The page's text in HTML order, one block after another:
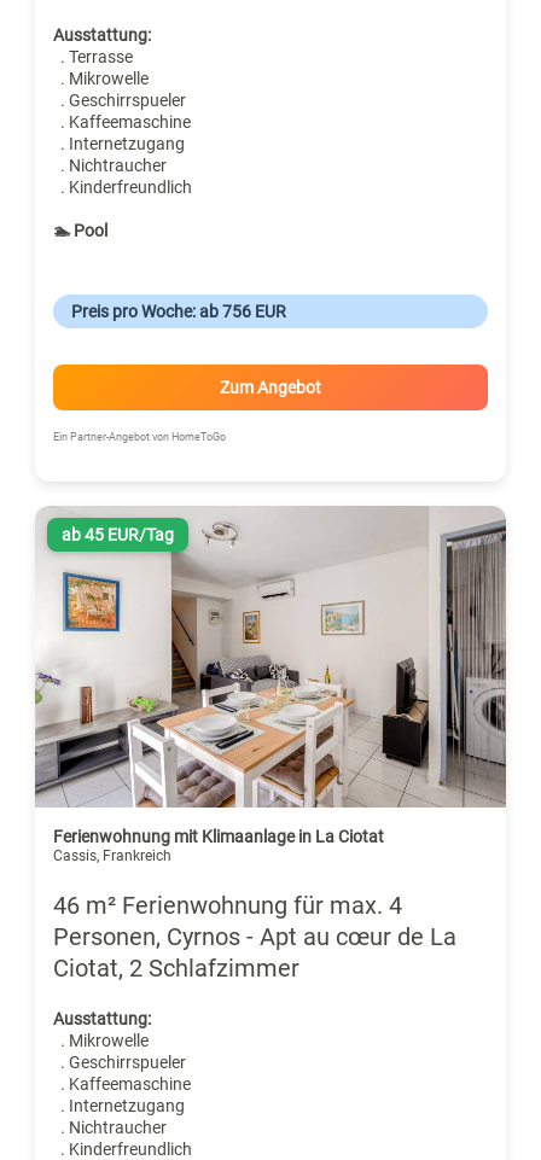
Ausstattung:
. Terrasse
. Mikrowelle
. Geschirrspueler
. Kaffeemaschine
. Internetzugang
. Nichtraucher
. Kinderfreundlich
🏊 Pool
Preis pro Woche: ab 756 EUR
Zum Angebot
Ein Partner-Angebot von HomeToGo
ab 45 EUR/Tag
Ferienwohnung mit Klimaanlage in La Ciotat
Cassis, Frankreich
46 m² Ferienwohnung für max. 4
Personen, Cyrnos - Apt au cœur de La
Ciotat, 2 Schlafzimmer
Ausstattung:
. Mikrowelle
. Geschirrspueler
. Kaffeemaschine
. Internetzugang
. Nichtraucher
. Kinderfreundlich